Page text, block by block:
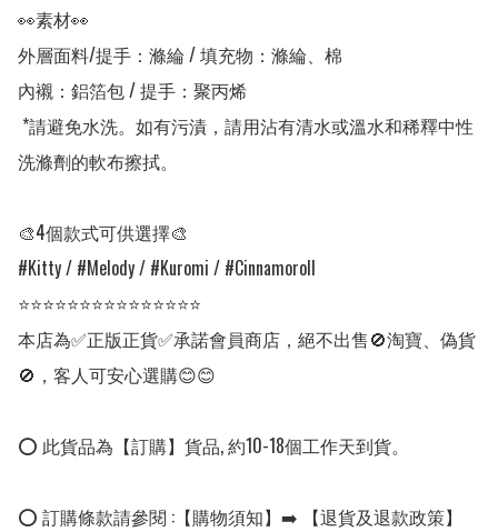
👀素材👀
外層面料/提手：滌綸 / 填充物：滌綸、棉
內襯：鋁箔包 / 提手：聚丙烯
洗滌劑的軟布擦拭。
🎨4個款式可供選擇🎨
#Kitty / #Melody / #Kuromi / #Cinnamoroll
⭐⭐⭐⭐⭐⭐⭐⭐⭐⭐⭐⭐⭐⭐⭐
本店為✅正版正貨✅承諾會員商店，絕不出售🚫淘寶、偽貨
🚫，客人可安心選購😊😊
⭕ 此貨品為【訂購】貨品, 約10-18個工作天到貨。
⭕ 訂購條款請參閱 :【購物須知】➡️ 【退貨及退款政策】